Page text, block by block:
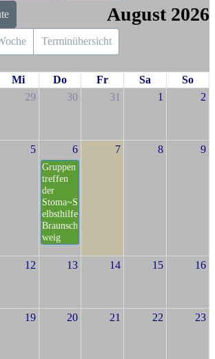
August 2026
Terminübersicht
Mi Do Fr Sa
So
29 30 31 1 2
5 6
Gruppen
treffen
der
Stoma~S
elbsthilfe
Braunsch
weig
7 8 9
12 13 14 15 16
19 20 21 22 23